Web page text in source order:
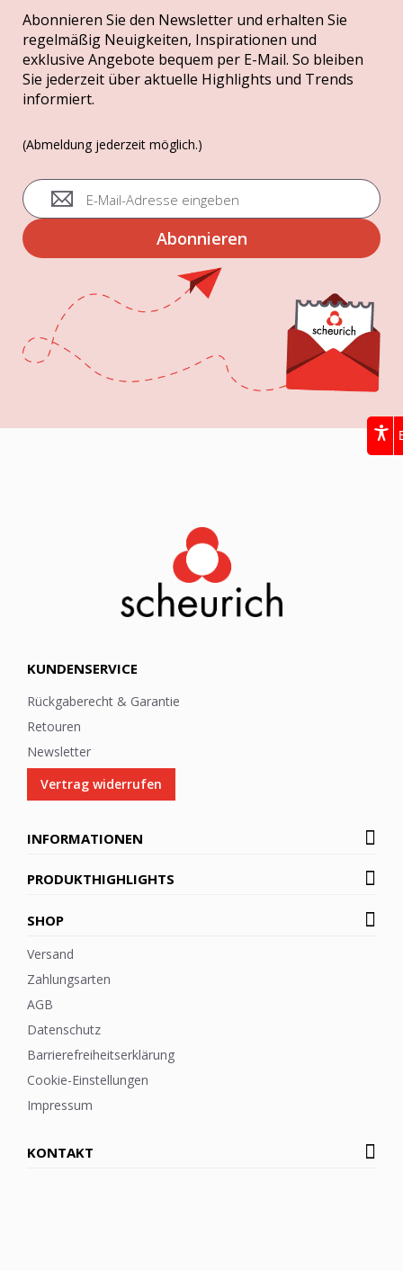
Abonnieren Sie den Newsletter und erhalten Sie
regelmäßig Neuigkeiten, Inspirationen und
exklusive Angebote bequem per E-Mail. So bleiben
Sie jederzeit über aktuelle Highlights und Trends
informiert.
(Abmeldung jederzeit möglich.)
A
n
m
e
z
u
Abonnieren
KUNDENSERVICE
Rückgaberecht & Garantie
Retouren
Newsletter
Vertrag widerrufen
INFORMATIONEN
PRODUKTHIGHLIGHTS
SHOP
Versand
Zahlungsarten
AGB
Datenschutz
Barrierefreiheitserklärung
Cookie-Einstellungen
Impressum
KONTAKT